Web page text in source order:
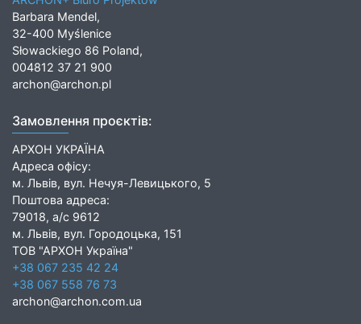
Barbara Mendel,
32-400 Myślenice
Słowackiego 86 Poland,
004812 37 21 900
archon@archon.pl
Замовлення проєктів:
АРХОН УКРАЇНА
Адреса офісу:
м. Львів, вул. Нечуя-Левицького, 5
Поштова адреса:
79018, а/с 9612
м. Львів, вул. Городоцька, 151
ТОВ "АРХОН Україна"
+38 067 235 42 24
+38 067 558 76 73
archon@archon.com.ua